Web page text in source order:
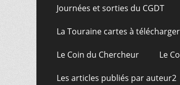
Journées et sorties du CGDT
La Touraine cartes à télécharger
Le Coin du Chercheur Le
Les articles publiés par auteur2